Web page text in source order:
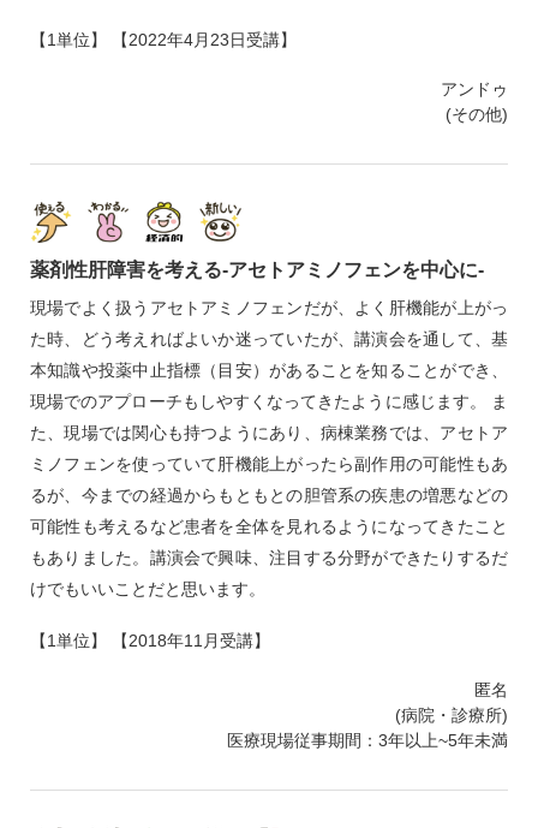
【1単位】 【2022年4月23日受講】
アンドゥ
(その他)
薬剤性肝障害を考える‐アセトアミノフェンを中心に‐
現場でよく扱うアセトアミノフェンだが、よく肝機能が上がっ
た時、どう考えればよいか迷っていたが、講演会を通して、基
本知識や投薬中止指標（目安）があることを知ることができ、
現場でのアプローチもしやすくなってきたように感じます。 ま
た、現場では関心も持つようにあり、病棟業務では、アセトア
ミノフェンを使っていて肝機能上がったら副作用の可能性もあ
るが、今までの経過からもともとの胆管系の疾患の増悪などの
可能性も考えるなど患者を全体を見れるようになってきたこと
もありました。講演会で興味、注目する分野ができたりするだ
けでもいいことだと思います。
【1単位】 【2018年11月受講】
匿名
(病院・診療所)
医療現場従事期間：3年以上~5年未満